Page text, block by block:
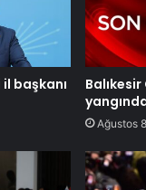
il başkanı
Ağustos